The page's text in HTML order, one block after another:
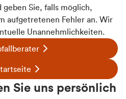
Sie, falls möglich,
aufgetretenen Fehler an. Wir
Unannehmlichkeiten.
Sie uns persönlich